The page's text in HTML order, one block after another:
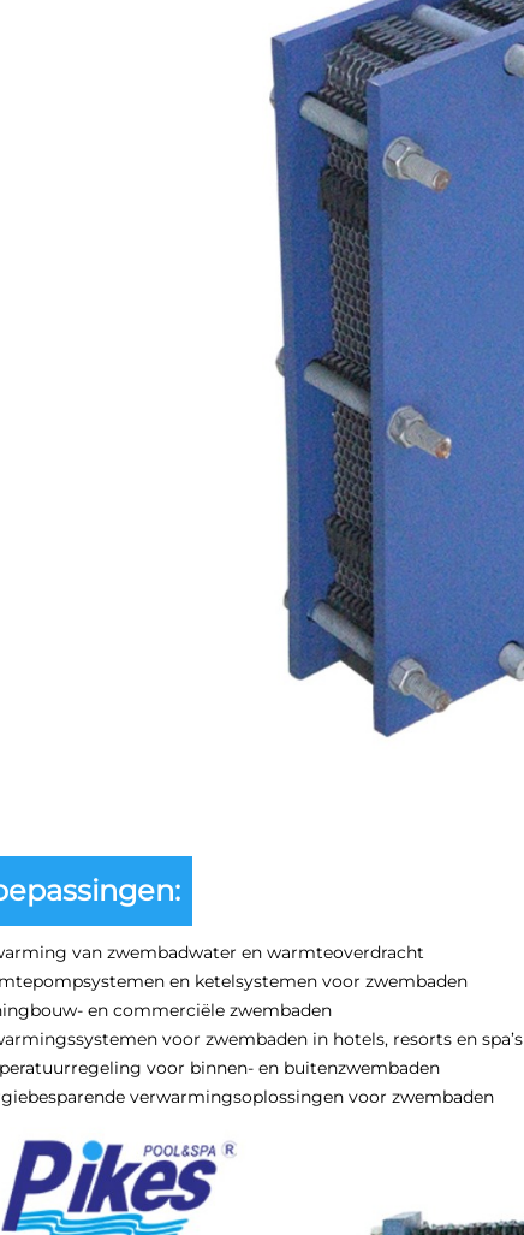
van zwembadwater en warmteoverdracht
en ketelsystemen voor zwembaden
en commerciële zwembaden
voor zwembaden in hotels, resorts en spa’s
voor binnen- en buitenzwembaden
verwarmingsoplossingen voor zwembaden